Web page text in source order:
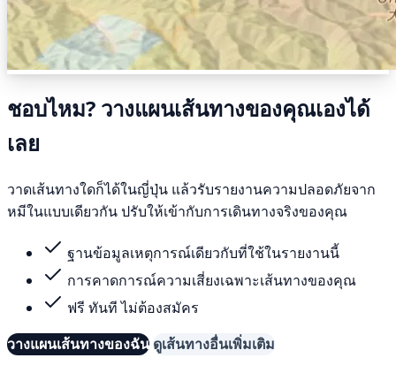
ชอบไหม? วางแผนเส้นทางของคุณเองได้
เลย
วาดเส้นทางใดก็ได้ในญี่ปุ่น แล้วรับรายงานความปลอดภัยจาก
หมีในแบบเดียวกัน ปรับให้เข้ากับการเดินทางจริงของคุณ
ฐานข้อมูลเหตุการณ์เดียวกับที่ใช้ในรายงานนี้
การคาดการณ์ความเสี่ยงเฉพาะเส้นทางของคุณ
ฟรี ทันที ไม่ต้องสมัคร
วางแผนเส้นทางของฉัน ดูเส้นทางอื่นเพิ่มเติม